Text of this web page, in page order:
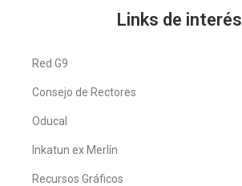
Links de interés
Red G9
Consejo de Rectores
Oducal
Inkatun ex Merlín
Recursos Gráficos